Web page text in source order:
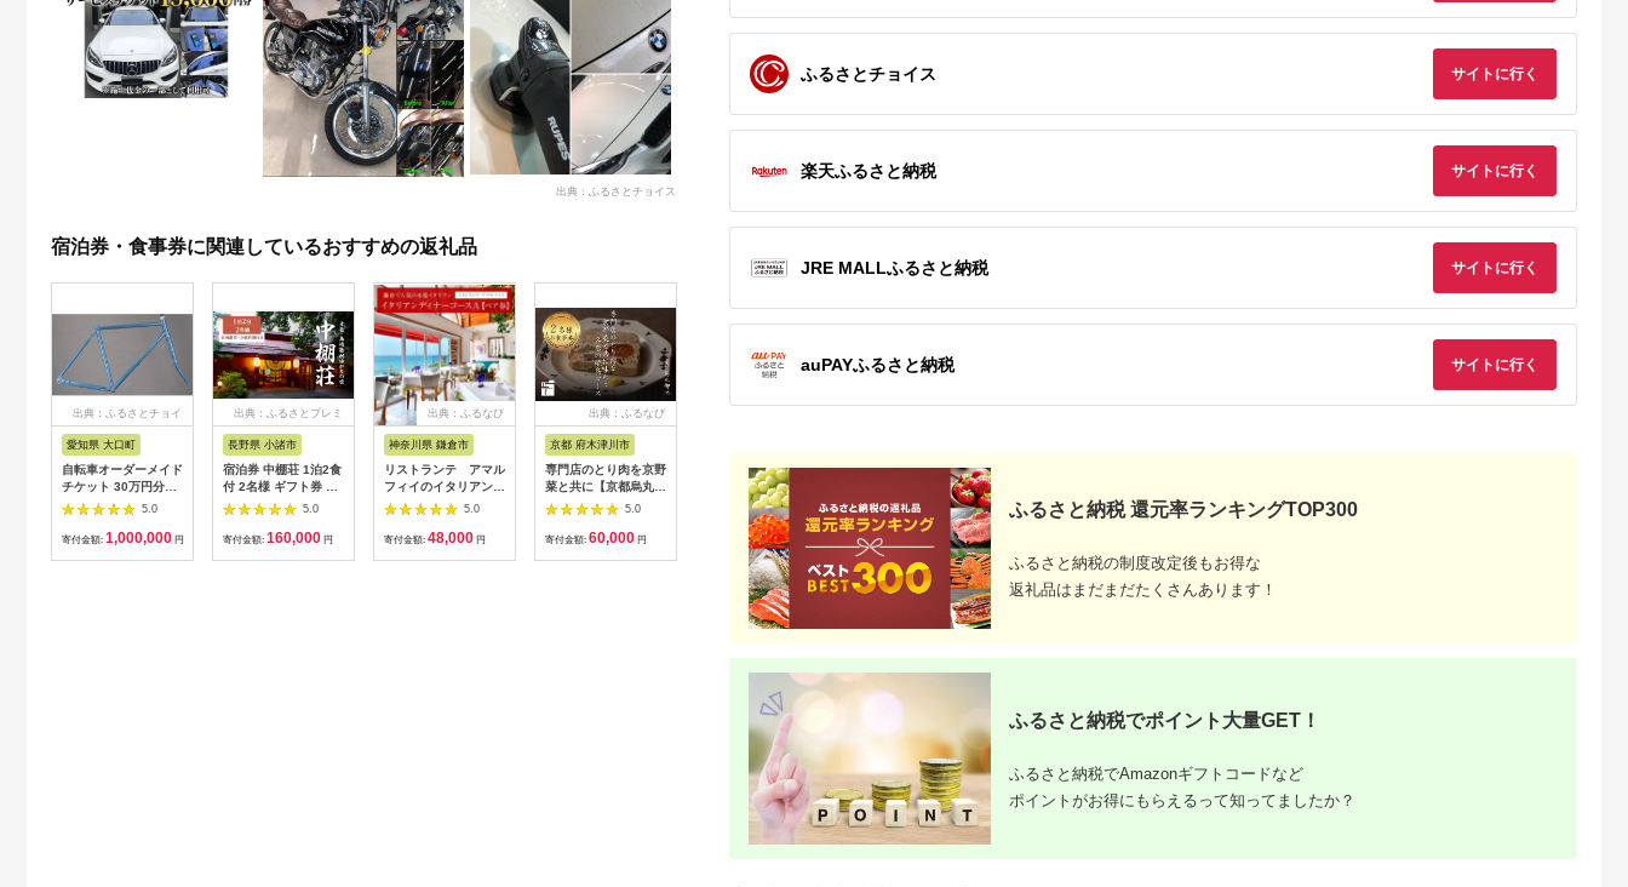
出典：ふるさとチョイス
宿泊券・食事券に関連しているおすすめの返礼品
出典：ふるさとチョイ
愛知県 大口町
自転車オーダーメイド
チケット 30万円分
【1360365】
5.0
寄付金額: 1,000,000 円
出典：ふるさとプレミ
長野県 小諸市
宿泊券 中棚荘 1泊2食
付 2名様 ギフト券 チ
ケット 券 宿泊 旅行
5.0
寄付金額: 160,000 円
出典：ふるなび
神奈川県 鎌倉市
リストランテ アマル
フィイのイタリアンデ
ィナーコースA ペア
5.0
寄付金額: 48,000 円
出典：ふるなび
京都 府木津川市
専門店のとり肉を京野
菜と共に【京都烏丸御
池】で味わう2名様焼
鳥コースお食事券
064-15
5.0
寄付金額: 60,000 円
界 雲仙 ふるさと納
税宿泊ギフト券
（15,000円）【星野
リゾート】
5.0
寄付金額:50,000
【BlueTarp】ランチ
お食事券(ペア) チケッ
ト HNNC001
5.0
寄付金額: 14,000円
300,000円_GI-
C701_(都城市) ゴルフ
ップ ゼクシオ スリク
ソン クリーブランド
チケット 購入補助券
ジ 最新モデル
5.0
用可能な長野原町ふる
さと感謝券（3,000円
5.0
付・スタンダードツイ
ン] 旅行券 チケット
ふるさとチョイス サイトに行く
楽天ふるさと納税 サイトに行く
JRE MALLふるさと納税 サイトに行く
auPAYふるさと納税 サイトに行く
ふるさと納税 還元率ランキングTOP300
ふるさと納税の制度改定後もお得な
返礼品はまだまだたくさんあります！
ふるさと納税でポイント大量GET！
ふるさと納税でAmazonギフトコードなど
ポイントがお得にもらえるって知ってましたか？